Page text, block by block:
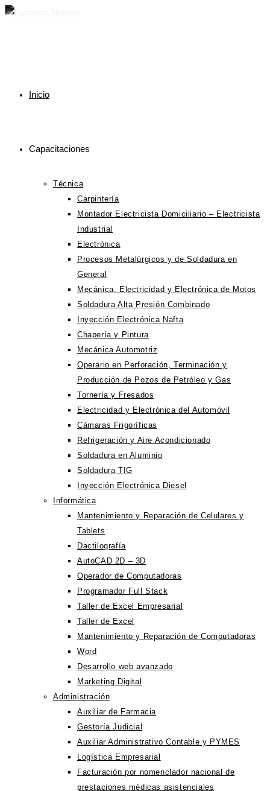
Ir
Inicio
Capacitaciones
Técnica
Carpintería
Montador Electricista Domiciliario – Electricista
Industrial
Electrónica
Procesos Metalúrgicos y de Soldadura en
General
Mecánica, Electricidad y Electrónica de Motos
Soldadura Alta Presión Combinado
Inyección Electrónica Nafta
Chapería y Pintura
Mecánica Automotriz
Operario en Perforación, Terminación y
Producción de Pozos de Petróleo y Gas
Tornería y Fresados
Electricidad y Electrónica del Automóvil
Cámaras Frigoríficas
Refrigeración y Aire Acondicionado
Soldadura en Aluminio
Soldadura TIG
Inyección Electrónica Diesel
Informática
Mantenimiento y Reparación de Celulares y
Tablets
Dactilografía
AutoCAD 2D – 3D
Operador de Computadoras
Programador Full Stack
Taller de Excel Empresarial
Taller de Excel
Mantenimiento y Reparación de Computadoras
Word
Desarrollo web avanzado
Marketing Digital
Administración
Auxiliar de Farmacia
Gestoría Judicial
Auxiliar Administrativo Contable y PYMES
Logística Empresarial
Facturación por nomenclador nacional de
prestaciones médicas asistenciales